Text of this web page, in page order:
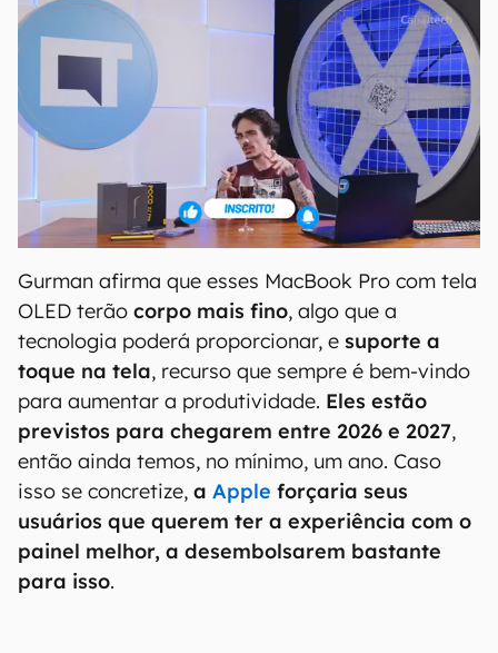
Gurman afirma que esses MacBook Pro com tela
OLED terão corpo mais fino, algo que a
tecnologia poderá proporcionar, e suporte a
toque na tela, recurso que sempre é bem-vindo
para aumentar a produtividade. Eles estão
previstos para chegarem entre 2026 e 2027,
então ainda temos, no mínimo, um ano. Caso
isso se concretize, a Apple forçaria seus
usuários que querem ter a experiência com o
painel melhor, a desembolsarem bastante
para isso.